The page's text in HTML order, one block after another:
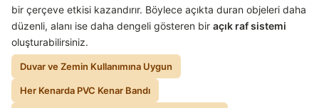
bir çerçeve etkisi kazandırır. Böylece açıkta duran objeleri daha
düzenli, alanı ise daha dengeli gösteren bir açık raf sistemi
oluşturabilirsiniz.
Duvar ve Zemin Kullanımına Uygun
Her Kenarda PVC Kenar Bandı